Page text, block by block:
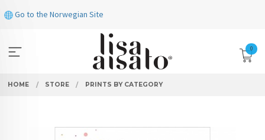
to
Go to the Norwegian Site
0
HOME STORE PRINTS BY CATEGORY